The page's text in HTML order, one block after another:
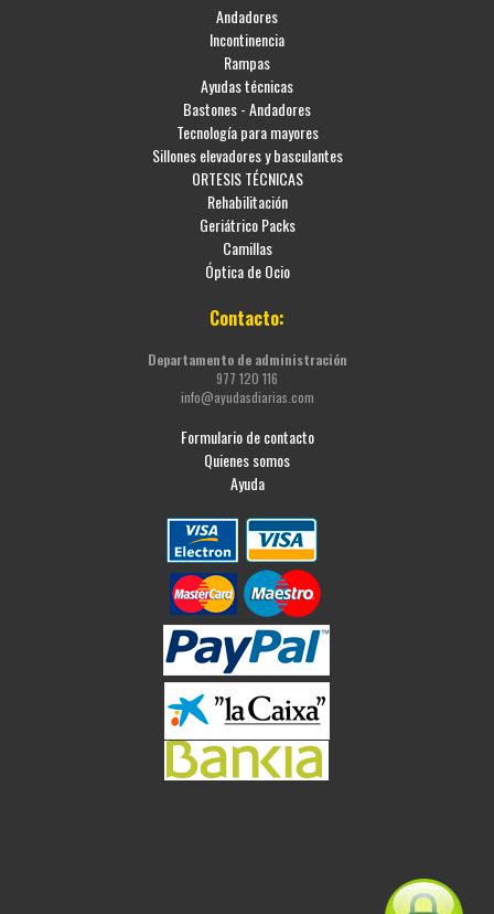
Andadores
Incontinencia
Rampas
Ayudas técnicas
Bastones - Andadores
Tecnología para mayores
Sillones elevadores y basculantes
ORTESIS TÉCNICAS
Rehabilitación
Geriátrico Packs
Camillas
Óptica de Ocio
Contacto:
Departamento de administración
977 120 116
info@ayudasdiarias.com
Formulario de contacto
Quienes somos
Ayuda